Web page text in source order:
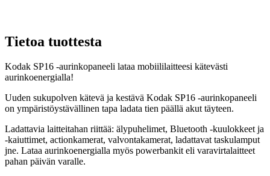
Tietoa tuottesta
Kodak SP16 -aurinkopaneeli lataa mobiililaitteesi kätevästi
aurinkoenergialla!
Uuden sukupolven kätevä ja kestävä Kodak SP16 -aurinkopaneeli
on ympäristöystävällinen tapa ladata tien päällä akut täyteen.
Ladattavia laitteitahan riittää: älypuhelimet, Bluetooth -kuulokkeet ja
-kaiuttimet, actionkamerat, valvontakamerat, ladattavat taskulamput
jne. Lataa aurinkoenergialla myös powerbankit eli varavirtalaitteet
pahan päivän varalle.